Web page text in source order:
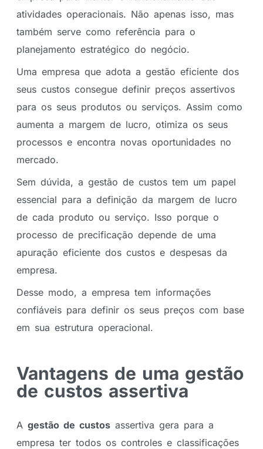
atividades operacionais. Não apenas isso, mas
também serve como referência para o
planejamento estratégico do negócio.
Uma empresa que adota a gestão eficiente dos
seus custos consegue definir preços assertivos
para os seus produtos ou serviços. Assim como
aumenta a margem de lucro, otimiza os seus
processos e encontra novas oportunidades no
mercado.
Sem dúvida, a gestão de custos tem um papel
essencial para a definição da margem de lucro
de cada produto ou serviço. Isso porque o
processo de precificação depende de uma
apuração eficiente dos custos e despesas da
empresa.
Desse modo, a empresa tem informações
confiáveis para definir os seus preços com base
em sua estrutura operacional.
Vantagens de uma gestão
de custos assertiva
A gestão de custos assertiva gera para a
empresa ter todos os controles e classificações